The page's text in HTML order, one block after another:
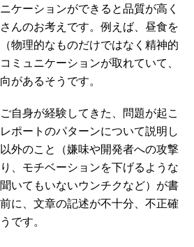
ケーションができると品質が高く
んのお考えです。例えば、昼食を
物理的なものだけではなく精神的
ミュニケーションが取れていて、
があるそうです。
自身が経験してきた、問題が起こ
ポートのパターンについて説明し
外のこと（嫌味や開発者への攻撃
、モチベーションを下げるような
いてもいないウンチクなど）が書
に、文章の記述が不十分、不正確
です。